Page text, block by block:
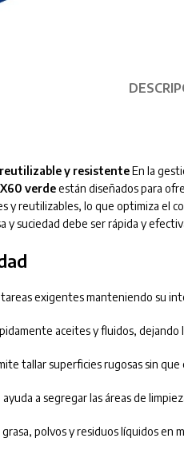
y resistenteEn la
verdeestán diseñados para
y reutilizables, lo que optimiza el
y suciedad debe ser rápida y
exigentes manteniendo su
aceites y fluidos, dejando
tallar superficies rugosas sin
ayuda a segregar las áreas de
grasa, polvos y residuos líquidos